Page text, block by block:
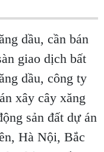
dầu, cần bán
giao dịch bất
dầu, công ty
xây cây xăng
sản đất dự án
Hà Nội, Bắc